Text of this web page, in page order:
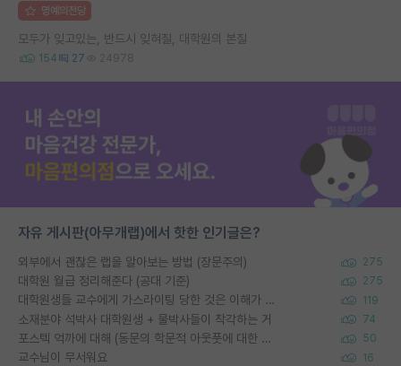
명예의전당
모두가 잊고있는, 반드시 잊혀질, 대학원의 본질
154 27 24978
자유 게시판(아무개랩)에서 핫한 인기글은?
외부에서 괜찮은 랩을 알아보는 방법 (장문주의) 275
대학원 월급 정리해준다 (공대 기준) 275
대학원생들 교수에게 가스라이팅 당한 것은 이해가 갑니다. 안타깝네요. 119
소재분야 석박사 대학원생 + 물박사들이 착각하는 거 74
포스텍 억까에 대해 (동문의 학문적 아웃풋에 대한 반박) 50
교수님이 무서워요 16